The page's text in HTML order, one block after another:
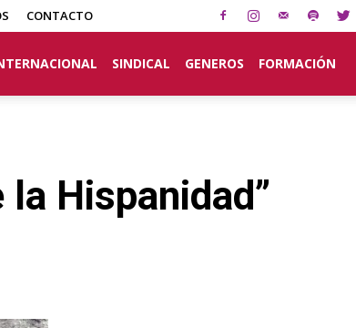
CONTACTO
SINDICAL GENEROS FORMACIÓN
Hispanidad”